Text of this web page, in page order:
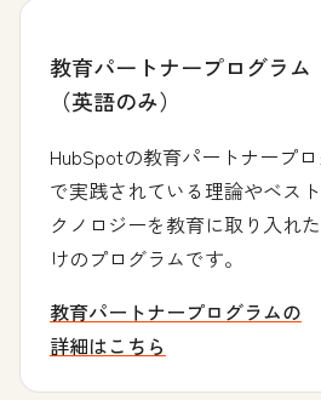
教育パートナープログラム
（英語のみ）
HubSpotの教育パートナープ
で実践されている理論やベス
クノロジーを教育に取り入れ
けのプログラムです。
教育パートナープログラムの
詳細はこちら